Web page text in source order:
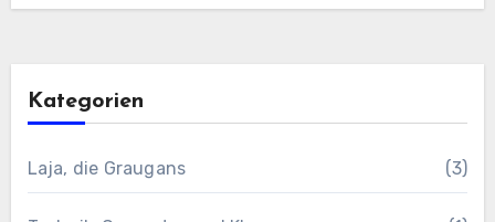
Kategorien
Laja, die Graugans (3)